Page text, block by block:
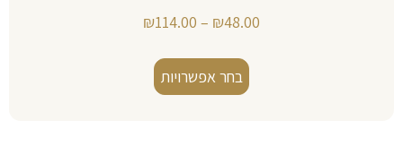
₪48.00
–
₪114.00
בחר אפשרויות